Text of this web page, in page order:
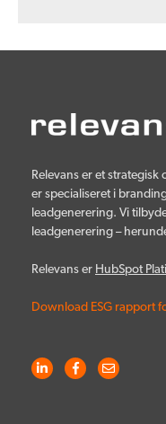
Relevans er et
er specialiseret i
leadgenerering. Vi
leadgenerering –
Relevans er HubSpot
Download ESG rapport